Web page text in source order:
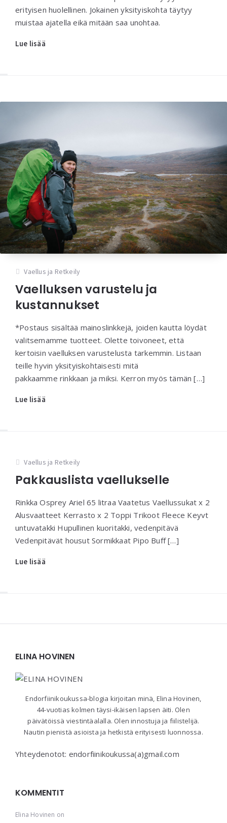
erityisen huolellinen. Jokainen yksityiskohta täytyy
muistaa ajatella eikä mitään saa unohtaa.
Lue lisää
Vaellus ja Retkeily
Vaelluksen varustelu ja
kustannukset
*Postaus sisältää mainoslinkkejä, joiden kautta löydät
valitsemamme tuotteet. Olette toivoneet, että
kertoisin vaelluksen varustelusta tarkemmin. Listaan
teille hyvin yksityiskohtaisesti mitä
pakkaamme rinkkaan ja miksi. Kerron myös tämän […]
Lue lisää
Vaellus ja Retkeily
Pakkauslista vaellukselle
Rinkka Osprey Ariel 65 litraa Vaatetus Vaellussukat x 2
Alusvaatteet Kerrasto x 2 Toppi Trikoot Fleece Keyvt
untuvatakki Hupullinen kuoritakki, vedenpitävä
Vedenpitävät housut Sormikkaat Pipo Buff […]
Lue lisää
ELINA HOVINEN
Endorfiinikoukussa-blogia kirjoitan minä, Elina Hovinen,
44-vuotias kolmen täysi-ikäisen lapsen äiti. Olen
päivätöissä viestintäalalla. Olen innostuja ja fiilistelijä.
Nautin pienistä asioista ja hetkistä erityisesti luonnossa.
Yhteydenotot: endorfiinikoukussa(a)gmail.com
KOMMENTIT
Elina Hovinen on